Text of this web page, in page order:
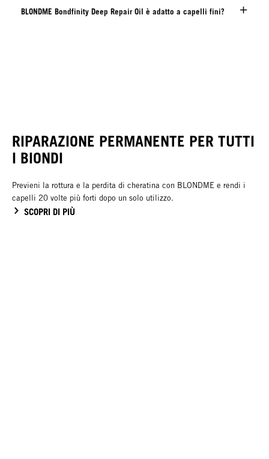
BLONDME Bondfinity Deep Repair Oil è adatto a capelli fini?
RIPARAZIONE PERMANENTE PER TUTTI
I BIONDI
Previeni la rottura e la perdita di cheratina con BLONDME e rendi i
capelli 20 volte più forti dopo un solo utilizzo.
SCOPRI DI PIÙ